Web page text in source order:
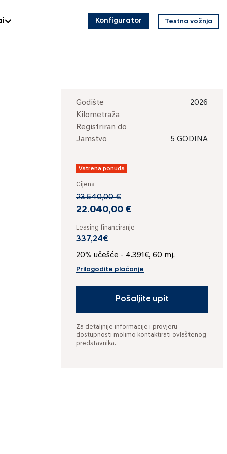
Konfigurator Testna vožnja
Godište
2026
Kilometraža
Registriran do
Jamstvo
5 GODINA
Vatrena ponuda
Cijena
23.540,00 €
22.040,00 €
Leasing financiranje
337,24€
20% učešće - 4.391€, 60 mj.
Prilagodite plaćanje
Pošaljite upit
Za detaljnije informacije i provjeru
dostupnosti molimo kontaktirati ovlaštenog
predstavnika.